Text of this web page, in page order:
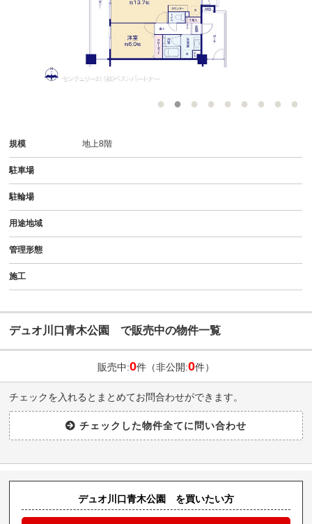
規模 地上8階
駐車場
駐輪場
用途地域
管理形態
施工
デュオ川口青木公園 で販売中の物件一覧
販売中:0件（非公開:0件）
チェックを入れるとまとめてお問合わせができます。
デュオ川口青木公園 を買いたい方